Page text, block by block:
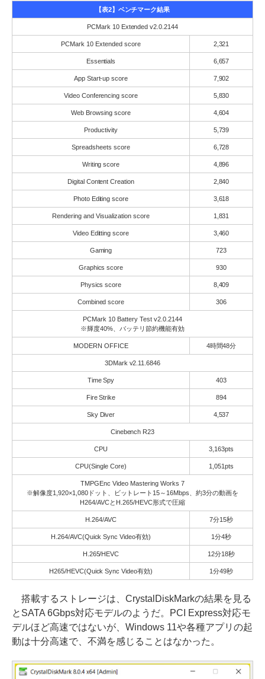
【表2】ベンチマーク結果
PCMark 10 Extended v2.0.2144
PCMark 10 Extended score 2,321
Essentials 6,657
App Start-up score 7,902
Video Conferencing score 5,830
Web Browsing score 4,604
Productivity 5,739
Spreadsheets score 6,728
Writing score 4,896
Digital Content Creation 2,840
Photo Editing score 3,618
Rendering and Visualization score 1,831
Video Editting score 3,460
Gaming 723
Graphics score 930
Physics score 8,409
Combined score 306
PCMark 10 Battery Test v2.0.2144
※輝度40%、バッテリ節約機能有効
MODERN OFFICE 4時間48分
3DMark v2.11.6846
Time Spy 403
Fire Strike 894
Sky Diver 4,537
Cinebench R23
CPU 3,163pts
CPU(Single Core) 1,051pts
TMPGEnc Video Mastering Works 7
※解像度1,920×1,080ドット、ビットレート15～16Mbps、約3分の動画を
H264/AVCとH.265/HEVC形式で圧縮
H.264/AVC 7分15秒
H.264/AVC(Quick Sync Video有効) 1分4秒
H.265/HEVC 12分18秒
H265/HEVC(Quick Sync Video有効) 1分49秒
搭載するストレージは、CrystalDiskMarkの結果を見る
とSATA 6Gbps対応モデルのようだ。PCI Express対応モ
デルほど高速ではないが、Windows 11や各種アプリの起
動は十分高速で、不満を感じることはなかった。